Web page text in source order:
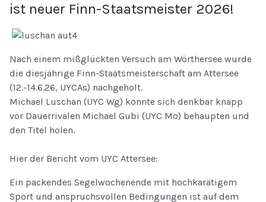
ist neuer Finn-Staatsmeister 2026!
Nach einem mißglückten Versuch am Wörthersee wurde
die diesjährige Finn-Staatsmeisterschaft am Attersee
(12.-14.6.26, UYCAs) nachgeholt.
Michael Luschan (UYC Wg) konnte sich denkbar knapp
vor Dauerrivalen Michael Gubi (UYC Mo) behaupten und
den Titel holen.
Hier der Bericht vom UYC Attersee:
Ein packendes Segelwochenende mit hochkarätigem
Sport und anspruchsvollen Bedingungen ist auf dem